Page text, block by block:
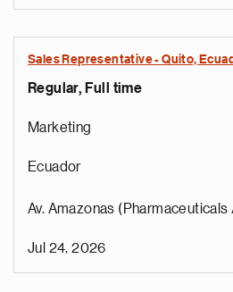
Sales Representative - Quito,
Regular, Full time
Marketing
Ecuador
Av. Amazonas
Jul 24, 2026